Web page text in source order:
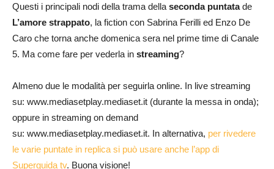
Questi i principali nodi della trama della seconda puntatade
L’amore strappato, la fiction con Sabrina Ferilli ed Enzo De
Caro che torna anche domenica sera nel prime time di Canale
5. Ma come fare per vederla in streaming?
Almeno due le modalità per seguirla online. In live streaming
su: www.mediasetplay.mediaset.it (durante la messa in onda);
oppure in streaming on demand
su: www.mediasetplay.mediaset.it. In alternativa, per rivedere
le varie puntate in replica si può usare anche l’app di
Superguida tv. Buona visione!